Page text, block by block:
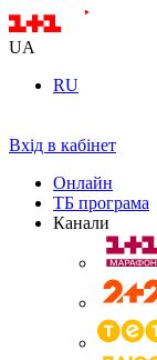
UA
RU
Вхід в кабінет
Онлайн
ТБ програма
Канали